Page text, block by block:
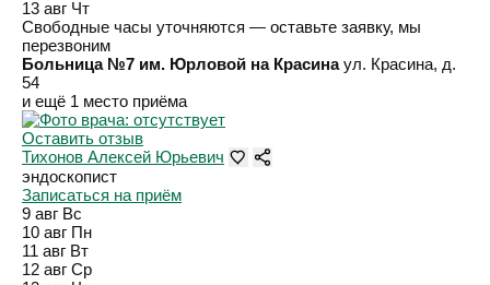
13 авг Чт
Свободные часы уточняются — оставьте заявку, мы
перезвоним
Больница №7 им. Юрловой на Красина ул. Красина, д.
54
и ещё 1 место приёма
Оставить отзыв
Тихонов Алексей Юрьевич
эндоскопист
Записаться на приём
9 авг Вс
10 авг Пн
11 авг Вт
12 авг Ср